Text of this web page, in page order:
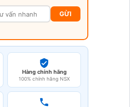
GỪI
Hàng chính hãng
100% chính hãng NSX